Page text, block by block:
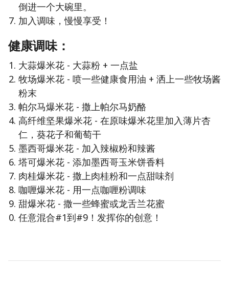
倒进一个大碗里。
加入调味，慢慢享受！
健康调味：
大蒜爆米花 - 大蒜粉 + 一点盐
牧场爆米花 - 喷一些健康食用油 + 洒上一些牧场酱
粉末
帕尔马爆米花 - 撒上帕尔马奶酪
高纤维坚果爆米花 - 在原味爆米花里加入薄片杏
仁，葵花子和葡萄干
墨西哥爆米花 - 加入辣椒粉和辣酱
塔可爆米花 - 添加墨西哥玉米饼香料
肉桂爆米花 - 撒上肉桂粉和一点甜味剂
咖喱爆米花 - 用一点咖喱粉调味
甜爆米花 - 撒一些蜂蜜或龙舌兰花蜜
任意混合#1到#9！发挥你的创意！